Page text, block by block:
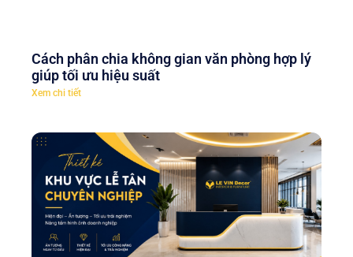
Cách phân chia không gian văn phòng hợp lý
giúp tối ưu hiệu suất
Xem chi tiết